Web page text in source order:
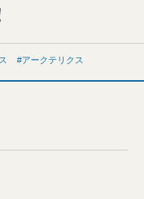
アークテリクス